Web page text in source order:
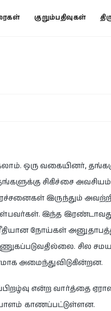
குறும்பதிவுகள்
ஒரு வகையினர்,
சிகிச்சை
இருந்தும்
இந்த
நோய்கள்
சில
அமைந்துவிடுகின்றன.
என்ற வார்த்தை
காணப்பட்டுள்ளன.